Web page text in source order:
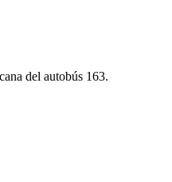
del autobús 163.